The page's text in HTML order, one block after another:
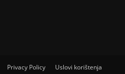
Privacy Policy
Uslovi korištenja